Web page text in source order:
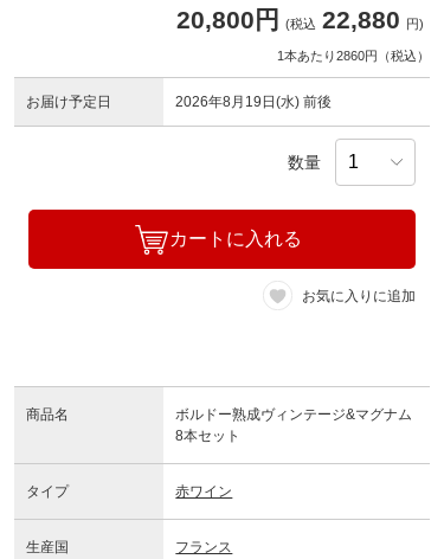
20,800円 (税込 22,880 円)
1本あたり2860円（税込）
お届け予定日 2026年8月19日(水) 前後
数量
カートに入れる
お気に入りに追加
商品名
ボルドー熟成ヴィンテージ&マグナム
8本セット
タイプ 赤ワイン
生産国 フランス